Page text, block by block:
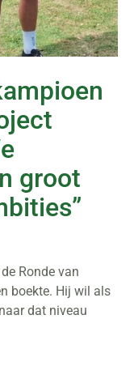
groot
Ronde van
boekte. Hij wil als
dat niveau